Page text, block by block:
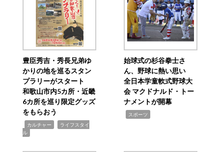
豊臣秀吉・秀長兄弟ゆ
かりの地を巡るスタン
プラリーがスタート
和歌山市内5カ所・近畿
6カ所を巡り限定グッズ
をもらおう
カルチャー
ライフスタイ
ル
始球式の杉谷拳士さ
ん、野球に熱い思い
全日本学童軟式野球大
会 マクドナルド・トー
ナメントが開幕
スポーツ